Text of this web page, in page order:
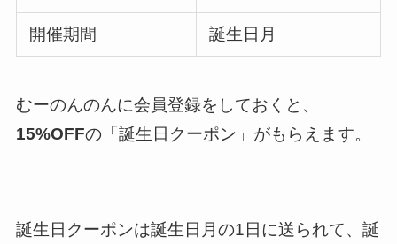
開催期間 誕生日月
むーのんのんに会員登録をしておくと、
15%OFFの「誕生日クーポン」がもらえます。
誕生日クーポンは誕生日月の1日に送られて、誕